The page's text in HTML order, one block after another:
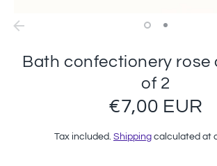
Bath confectionery rose
of 2
€7,00 EUR
Tax included. Shipping calculated at